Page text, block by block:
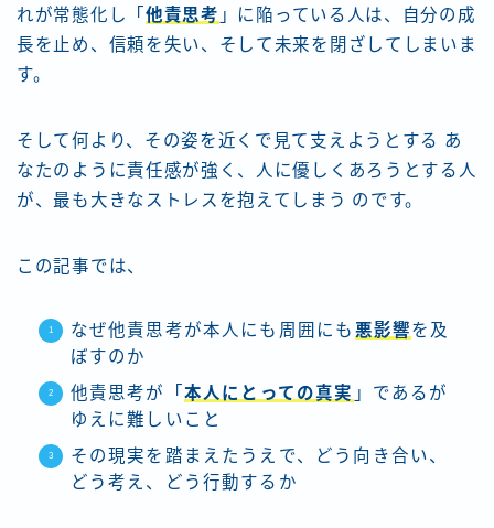
れが常態化し「 他責思考 」に陥っている人は、自分の成
長を止め、信頼を失い、そして未来を閉ざしてしまいま
す。
そして何より、その姿を近くで見て支えようとする あ
なたのように責任感が強く、人に優しくあろうとする人
が、最も大きなストレスを抱えてしまう のです。
この記事では、
なぜ他責思考が本人にも周囲にも 悪影響を及
ぼすのか
他責思考が「 本人にとっての真実 」であるが
ゆえに難しいこと
その現実を踏まえたうえで、どう向き合い、
どう考え、どう行動するか